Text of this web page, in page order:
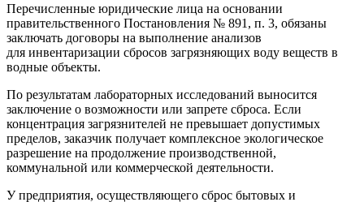
Перечисленные юридические лица на основании
правительственного Постановления № 891, п. 3, обязаны
заключать договоры на выполнение анализов
для инвентаризации сбросов загрязняющих воду веществ в
водные объекты.
По результатам лабораторных исследований выносится
заключение о возможности или запрете сброса. Если
концентрация загрязнителей не превышает допустимых
пределов, заказчик получает комплексное экологическое
разрешение на продолжение производственной,
коммунальной или коммерческой деятельности.
У предприятия, осуществляющего сброс бытовых и